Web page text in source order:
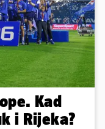
Kad
i Rijeka?